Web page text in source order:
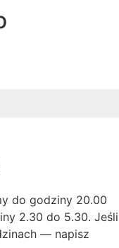
do godziny 20.00
2.30 do 5.30. Jeśli
— napisz